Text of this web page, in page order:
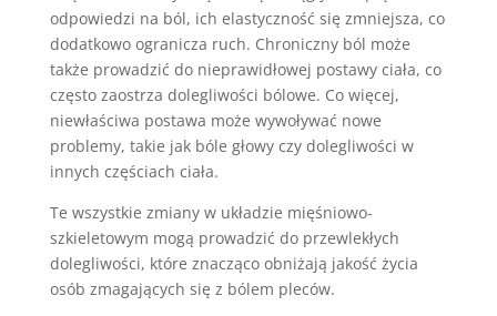
odpowiedzi na ból, ich elastyczność się zmniejsza, co
dodatkowo ogranicza ruch. Chroniczny ból może
także prowadzić do nieprawidłowej postawy ciała, co
często zaostrza dolegliwości bólowe. Co więcej,
niewłaściwa postawa może wywoływać nowe
problemy, takie jak bóle głowy czy dolegliwości w
innych częściach ciała.
Te wszystkie zmiany w układzie mięśniowo-
szkieletowym mogą prowadzić do przewlekłych
dolegliwości, które znacząco obniżają jakość życia
osób zmagających się z bólem pleców.